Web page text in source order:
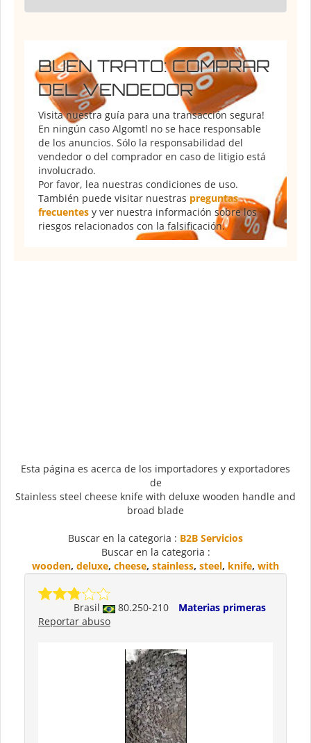
BUEN TRATO: COMPRAR
DEL VENDEDOR
Visita nuestra guía para una transacción segura!
En ningún caso Algomtl no se hace responsable
de los anuncios. Sólo la responsabilidad del
vendedor o del comprador en caso de litigio está
involucrado.
Por favor, lea nuestras condiciones de uso.
También puede visitar nuestras preguntas
frecuentes y ver nuestra información sobre los
riesgos relacionados con la falsificación.
Esta página es acerca de los importadores y exportadores
de
Stainless steel cheese knife with deluxe wooden handle and
broad blade
Buscar en la categoria : B2B Servicios
Buscar en la categoria :
wooden, deluxe, cheese, stainless, steel, knife, with
Brasil 80.250-210
Materias primeras
Reportar abuso